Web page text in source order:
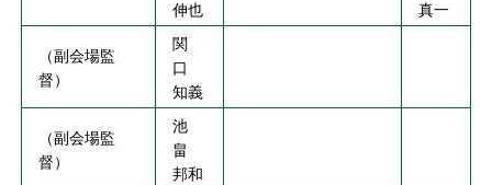
伸也
真一
（副会場監
督）
関
口
知義
（副会場監
督）
池
畠
邦和